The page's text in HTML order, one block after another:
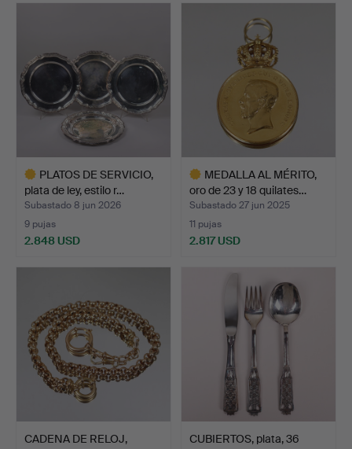
PLATOS DE SERVICIO,
plata de ley, estilo r…
Subastado 8 jun 2026
9 pujas
2.848 USD
MEDALLA AL MÉRITO,
oro de 23 y 18 quilates…
Subastado 27 jun 2025
11 pujas
2.817 USD
CADENA DE RELOJ,
CUBIERTOS, plata, 36